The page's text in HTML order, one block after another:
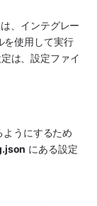
、インテグレー
を使用して実行
は、設定ファイ
うにするため
にある設定